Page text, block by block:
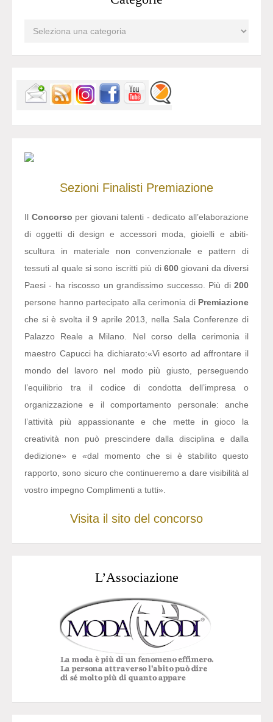
Sezioni Finalisti Premiazione
Il Concorso per giovani talenti - dedicato all’elaborazione
di oggetti di design e accessori moda, gioielli e abiti-
scultura in materiale non convenzionale e pattern di
tessuti al quale si sono iscritti più di 600giovani da diversi
Paesi - ha riscosso un grandissimo successo. Più di 200
persone hanno partecipato alla cerimonia di Premiazione
che si è svolta il 9 aprile 2013, nella Sala Conferenze di
Palazzo Reale a Milano. Nel corso della cerimonia il
maestro Capucci ha dichiarato:«Vi esorto ad affrontare il
mondo del lavoro nel modo più giusto, perseguendo
l’equilibrio tra il codice di condotta dell’impresa o
organizzazione e il comportamento personale: anche
l’attività più appassionante e che mette in gioco la
creatività non può prescindere dalla disciplina e dalla
dedizione» e «dal momento che si è stabilito questo
rapporto, sono sicuro che continueremo a dare visibilità al
vostro impegno Complimenti a tutti».
Visita il sito del concorso
L’Associazione